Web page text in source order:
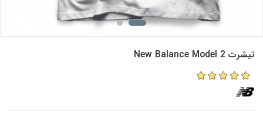
تیشرت New Balance Model 2